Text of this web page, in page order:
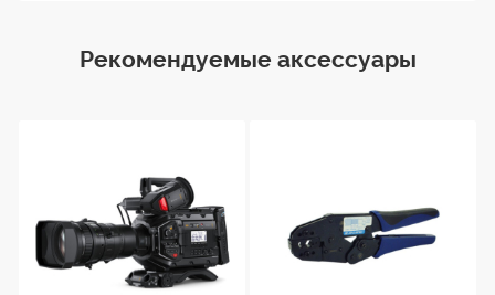
Рекомендуемые аксессуары